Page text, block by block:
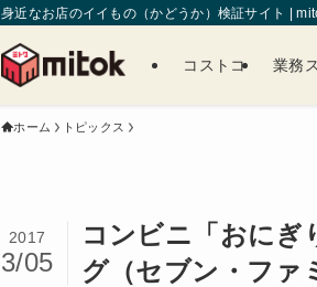
身近なお店のイイもの（かどうか）検証サイト |
コストコ 業務
ホーム トピックス
コンビニ「おにぎ
グ（セブン・ファ
2017
3/05